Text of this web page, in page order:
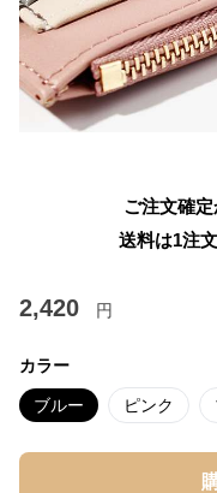
ご注文確
送料は1注
2,420 円
カラー
ブルー ピンク